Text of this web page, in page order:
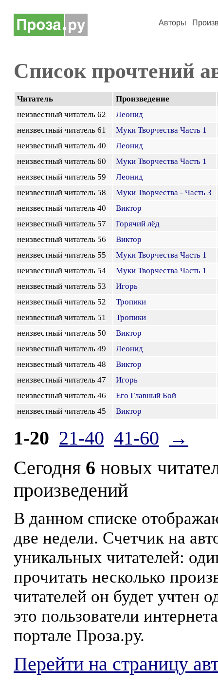
Авторы
Список прочтений
Читатель
Произведение
неизвестный читатель 62
Леонид
неизвестный читатель 61
Муки Творчества Часть 1
неизвестный читатель 40
Леонид
неизвестный читатель 60
Муки Творчества Часть 1
неизвестный читатель 59
Леонид
неизвестный читатель 58
Муки Творчества - Часть 3
неизвестный читатель 40
Виктор
неизвестный читатель 57
Горячий лёд
неизвестный читатель 56
Виктор
неизвестный читатель 55
Муки Творчества Часть 1
неизвестный читатель 54
Муки Творчества Часть 1
неизвестный читатель 53
Игорь
неизвестный читатель 52
Тропики
неизвестный читатель 51
Тропики
неизвестный читатель 50
Виктор
неизвестный читатель 49
Леонид
неизвестный читатель 48
Виктор
неизвестный читатель 47
Игорь
неизвестный читатель 46
Его Главный Бой
неизвестный читатель 45
Виктор
1-20 21-40 41-60
→
Сегодня 6 новых
произведений
В данном списке
две недели. Счетчик на
уникальных читателей:
прочитать несколько
читателей он будет учтен
это пользователи
портале Проза.ру.
Перейти на страницу